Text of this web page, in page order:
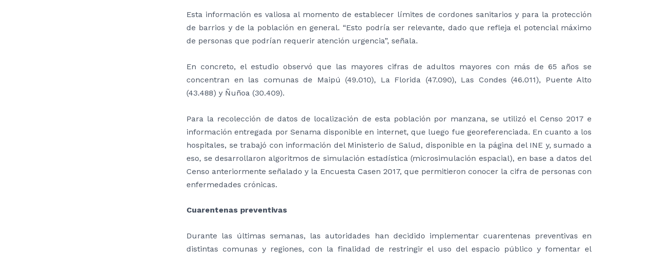
Esta información es valiosa al momento de establecer límites de cordones sanitarios y para la protección
de barrios y de la población en general. “Esto podría ser relevante, dado que refleja el potencial máximo
de personas que podrían requerir atención urgencia”, señala.
En concreto, el estudio observó que las mayores cifras de adultos mayores con más de 65 años se
concentran en las comunas de Maipú (49.010), La Florida (47.090), Las Condes (46.011), Puente Alto
(43.488) y Ñuñoa (30.409).
Para la recolección de datos de localización de esta población por manzana, se utilizó el Censo 2017 e
información entregada por Senama disponible en internet, que luego fue georeferenciada. En cuanto a los
hospitales, se trabajó con información del Ministerio de Salud, disponible en la página del INE y, sumado a
eso, se desarrollaron algoritmos de simulación estadística (microsimulación espacial), en base a datos del
Censo anteriormente señalado y la Encuesta Casen 2017, que permitieron conocer la cifra de personas con
enfermedades crónicas.
Cuarentenas preventivas
Durante las últimas semanas, las autoridades han decidido implementar cuarentenas preventivas en
distintas comunas y regiones, con la finalidad de restringir el uso del espacio público y fomentar el